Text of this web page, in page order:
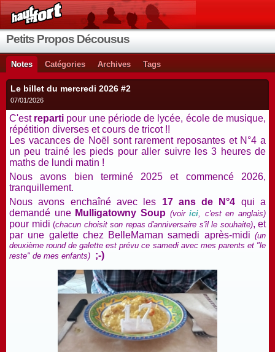
Petits Propos Décousus
Notes Catégories Archives Tags
Le billet du mercredi 2026 #2
07/01/2026
C'est reparti pour une période de lycée, école de musique,
répétition diverses et cours de tricot !!
Les vacances de Noël sont rarement reposantes et N°4 a
un peu trainé les pieds pour aller suivre les 3 heures de
maths de lundi matin !
Nous avons bien terminé 2025 et commencé 2026,
tranquillement.
Nous avons enchaîné avec les 17 ans de N°4 qui a
demandé une Mulligatowny Soup (voirici, c'est en anglais)
pour midi (chacun choisit son repas d'anniversaire s'il le souhaite), et
par une galette chez BelleMaman samedi après-midi (un
deuxième round de galette est prévu ce samedi avec mes parents et "le
reste" de mes enfants) ;-)